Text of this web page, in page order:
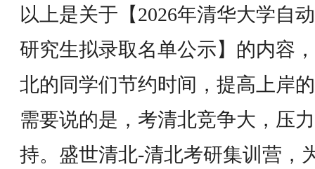
以上是关于【2026年清华大学自
研究生拟录取名单公示】的内容
北的同学们节约时间，提高上岸
需要说的是，考清北竞争大，压
持。盛世清北-清北考研集训营，